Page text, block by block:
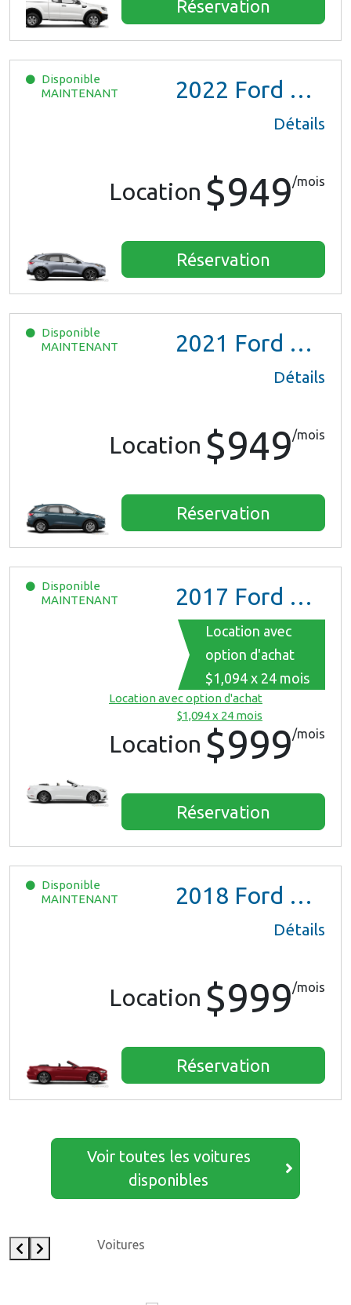
Réservation
Disponible
MAINTENANT
2022 Ford Escape SE Hybrid
Détails
Location $949/mois
Réservation
Disponible
MAINTENANT
2021 Ford Escape SE Hybrid
Détails
Location $949/mois
Réservation
Disponible
MAINTENANT
2017 Ford Mustang
Location avec
option d'achat
$1,094 x 24 mois
Location avec option d'achat
$1,094 x 24 mois
Location $999/mois
Réservation
Disponible
MAINTENANT
2018 Ford Mustang
Détails
Location $999/mois
Réservation
Voir toutes les voitures
disponibles
Voitures